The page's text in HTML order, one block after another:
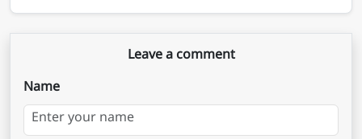
Leave a comment
Name